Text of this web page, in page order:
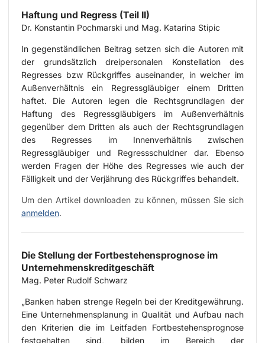
Haftung und Regress (Teil II)
Dr. Konstantin Pochmarski und Mag. Katarina Stipic
In gegenständlichen Beitrag setzen sich die Autoren mit
der grundsätzlich dreipersonalen Konstellation des
Regresses bzw Rückgriffes auseinander, in welcher im
Außenverhältnis ein Regressgläubiger einem Dritten
haftet. Die Autoren legen die Rechtsgrundlagen der
Haftung des Regressgläubigers im Außenverhältnis
gegenüber dem Dritten als auch der Rechtsgrundlagen
des Regresses im Innenverhältnis zwischen
Regressgläubiger und Regressschuldner dar. Ebenso
werden Fragen der Höhe des Regresses wie auch der
Fälligkeit und der Verjährung des Rückgriffes behandelt.
Um den Artikel downloaden zu können, müssen Sie sich
anmelden.
Die Stellung der Fortbestehensprognose im
Unternehmenskreditgeschäft
Mag. Peter Rudolf Schwarz
„Banken haben strenge Regeln bei der Kreditgewährung.
Eine Unternehmensplanung in Qualität und Aufbau nach
den Kriterien die im Leitfaden Fortbestehensprognose
festgehalten sind, bilden im Bereich der